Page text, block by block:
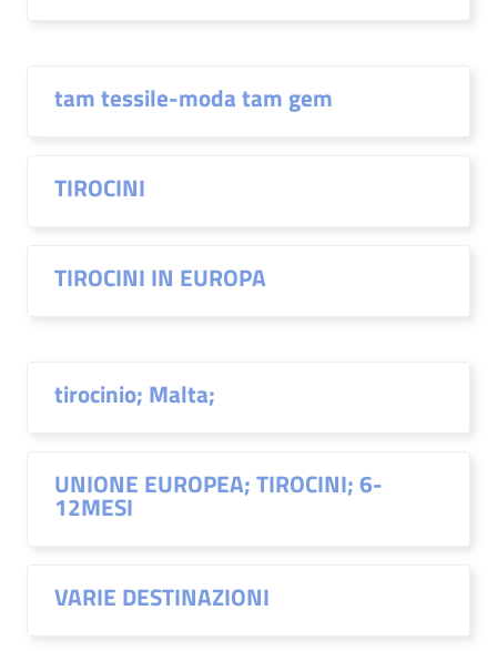
tam tessile-moda tam gem
TIROCINI
TIROCINI IN EUROPA
tirocinio; Malta;
UNIONE EUROPEA; TIROCINI; 6-
12MESI
VARIE DESTINAZIONI